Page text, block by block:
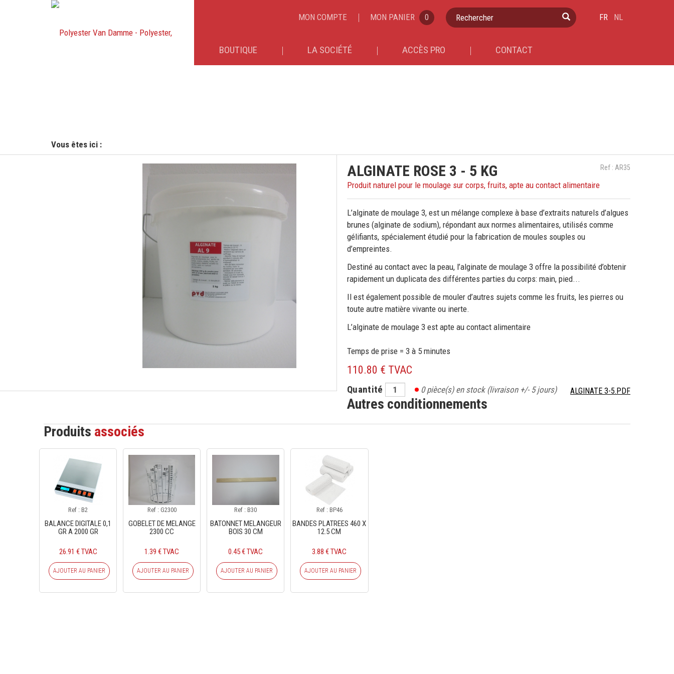
MON COMPTE MON PANIER 0 Rechercher FR NL
BOUTIQUE LA SOCIÉTÉ ACCÈS PRO CONTACT
Vous êtes ici :
Ref : AR35
ALGINATE ROSE 3 - 5 KG
Produit naturel pour le moulage sur corps, fruits, apte au contact alimentaire
L’alginate de moulage 3, est un mélange complexe à base d’extraits naturels d’algues
brunes (alginate de sodium), répondant aux normes alimentaires, utilisés comme
gélifiants, spécialement étudié pour la fabrication de moules souples ou
d’empreintes.
Destiné au contact avec la peau, l’alginate de moulage 3 offre la possibilité d’obtenir
rapidement un duplicata des différentes parties du corps: main, pied...
Il est également possible de mouler d’autres sujets comme les fruits, les pierres ou
toute autre matière vivante ou inerte.
L’alginate de moulage 3 est apte au contact alimentaire
Temps de prise = 3 à 5 minutes
110.80 € TVAC
Quantité 0pièce(s) en stock (livraison +/- 5 jours) ALGINATE 3-5.PDF
Autres conditionnements
Produits associés
Ref : B2
BALANCE DIGITALE 0,1
GR A 2000 GR
26.91 € TVAC
AJOUTER AU PANIER
Ref : G2300
GOBELET DE MELANGE
2300 CC
1.39 € TVAC
AJOUTER AU PANIER
Ref : B30
BATONNET MELANGEUR
BOIS 30 CM
0.45 € TVAC
AJOUTER AU PANIER
Ref : BP46
BANDES PLATREES 460 X
12.5 CM
3.88 € TVAC
AJOUTER AU PANIER